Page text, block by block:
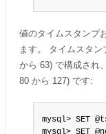
値のタイムスタンプ
ます。 タイムスタ
から 63) で構成され
80 から 127) です:
mysql> SET
mysql> SET